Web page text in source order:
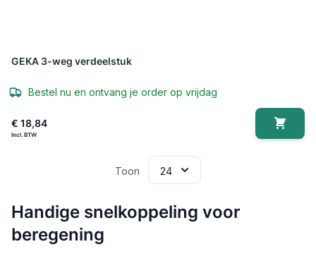
GEKA 3-weg verdeelstuk
Bestel nu en ontvang je order op vrijdag
€ 18,84
Toon
Handige snelkoppeling voor
beregening